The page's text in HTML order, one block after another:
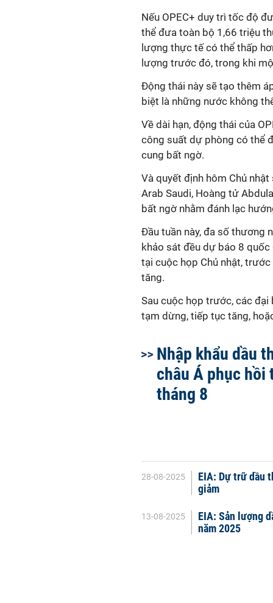
Nếu OPEC+ duy trì tốc độ
thể đưa toàn bộ 1,66 triệu
lượng thực tế có thể thấp
lượng trước đó, trong khi
Động thái này sẽ tạo thêm
biệt là những nước không
Về dài hạn, động thái của
công suất dự phòng có thể
cung bất ngờ.
Và quyết định hôm Chủ
Arab Saudi, Hoàng tử
bất ngờ nhằm đánh lạc
Đầu tuần này, đa số thương
khảo sát đều dự báo 8
tại cuộc họp Chủ nhật,
tăng.
Sau cuộc họp trước, các
tạm dừng, tiếp tục tăng,
Nhập khẩu dầu
châu Á phục hồi
tháng 8
28-08-2025
EIA: Dự trữ dầu
giảm
13-08-2025
EIA: Sản lượng
năm 2025